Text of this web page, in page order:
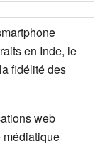
en Inde, le
fidélité des
web
médiatique